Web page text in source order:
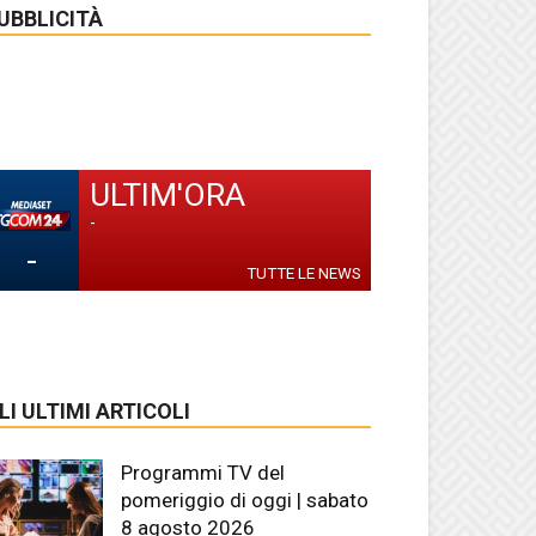
-
ULTIM'ORA
-
TUTTE LE NEWS
ULTIMI ARTICOLI
Programmi TV del
pomeriggio di oggi | sabato
8 agosto 2026